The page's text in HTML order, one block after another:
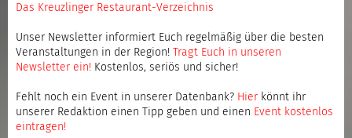
Das Kreuzlinger Restaurant-Verzeichnis
Unser Newsletter informiert Euch regelmäßig über die besten
Veranstaltungen in der Region!
Tragt Euch in unseren
Newsletter ein! Kostenlos, seriös und sicher!
Fehlt noch ein Event in unserer Datenbank? Hier könnt ihr
unserer Redaktion einen Tipp geben und einen Event kostenlos
eintragen!